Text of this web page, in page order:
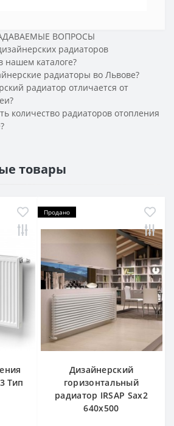
ВОПРОСЫ
радиаторов
нашем каталоге?
радиаторы во Львове?
радиатор отличается от
количество радиаторов отопления
товары
Тип
Продано
Дизайнерский
горизонтальный
радиатор IRSAP Sax2
640x500